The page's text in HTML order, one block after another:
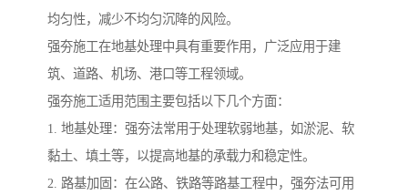
均匀性，减少不均匀沉降的风险。
强夯施工在地基处理中具有重要作用，广泛应用于建
筑、道路、机场、港口等工程领域。
强夯施工适用范围主要包括以下几个方面：
1. 地基处理：强夯法常用于处理软弱地基，如淤泥、软
黏土、填土等，以提高地基的承载力和稳定性。
2. 路基加固：在公路、铁路等路基工程中，强夯法可用